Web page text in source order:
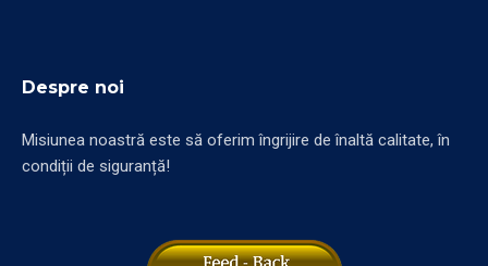
Despre noi
Misiunea noastră este să oferim îngrijire de înaltă calitate, în
condiții de siguranță!